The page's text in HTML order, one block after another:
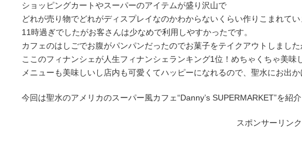
ショッピングカートやスーパーのアイテムが盛り沢山で
どれが売り物でどれがディスプレイなのかわからないくらい作りこまれてい
11時過ぎでしたがお客さんは少なめで利用しやすかったです。
カフェのはしごでお腹がパンパンだったのでお菓子をテイクアウトしました
ここのフィナンシェが人生フィナンシェランキング1位！めちゃくちゃ美味
メニューも美味しいし店内も可愛くてハッピーになれるので、聖水にお出
今回は聖水のアメリカのスーパー風カフェ“Danny’s SUPERMARKET”を紹介
スポンサーリンク